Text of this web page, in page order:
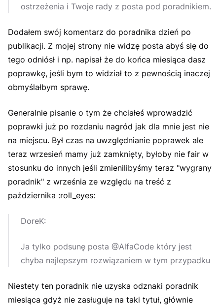
ostrzeżenia i Twoje rady z posta pod poradnikiem.
Dodałem swój komentarz do poradnika dzień po
publikacji. Z mojej strony nie widzę posta abyś się do
tego odniósł i np. napisał że do końca miesiąca dasz
poprawkę, jeśli bym to widział to z pewnością inaczej
obmyślałbym sprawę.
Generalnie pisanie o tym że chciałeś wprowadzić
poprawki już po rozdaniu nagród jak dla mnie jest nie
na miejscu. Był czas na uwzględnianie poprawek ale
teraz wrzesień mamy już zamknięty, byłoby nie fair w
stosunku do innych jeśli zmienilibyśmy teraz "wygrany
poradnik" z września ze względu na treść z
października :roll_eyes:
DoreK:
Ja tylko podsunę posta @AlfaCode który jest
chyba najlepszym rozwiązaniem w tym przypadku
Niestety ten poradnik nie uzyska odznaki poradnik
miesiąca gdyż nie zasługuje na taki tytuł, głównie